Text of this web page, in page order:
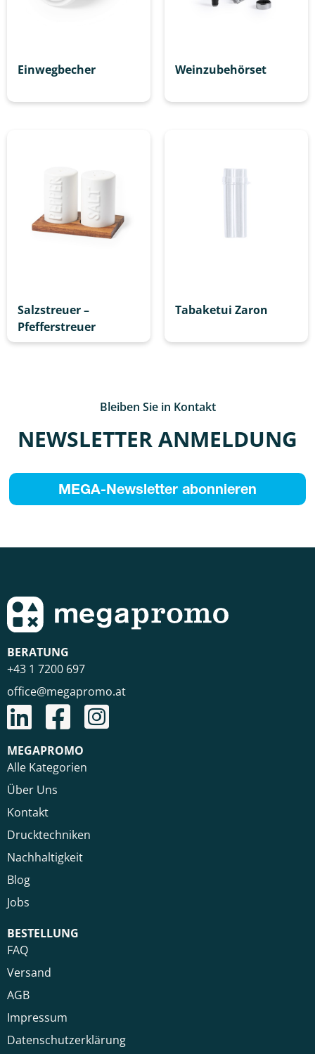
Einwegbecher Weinzubehörset
Salzstreuer –
Pfefferstreuer
Tabaketui Zaron
Bleiben Sie in Kontakt
NEWSLETTER ANMELDUNG
MEGA-Newsletter abonnieren
BERATUNG
+43 1 7200 697
office@megapromo.at
MEGAPROMO
Alle Kategorien
Über Uns
Kontakt
Drucktechniken
Nachhaltigkeit
Blog
Jobs
BESTELLUNG
FAQ
Versand
AGB
Impressum
Datenschutzerklärung